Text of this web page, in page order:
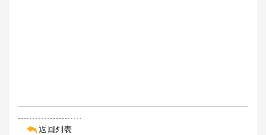
返回列表